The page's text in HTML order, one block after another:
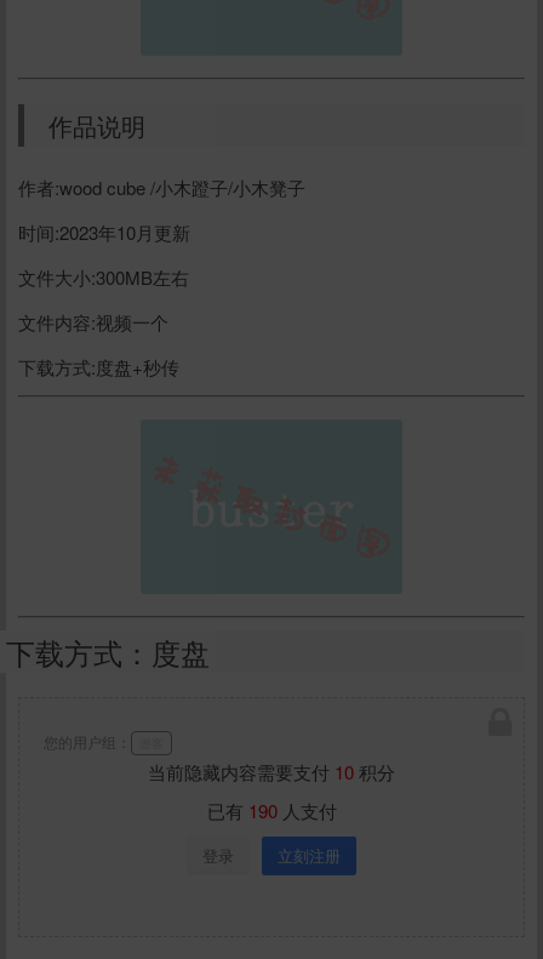
给Ayano(随缘更新)打赏
作品说明
作者:wood cube /小木蹬子/小木凳子
时间:2023年10月更新
文件大小:300MB左右
文件内容:视频一个
下载方式:度盘+秒传
下载方式：度盘
当前隐藏内容需要支付 10积分
已有 190人支付
登录 立刻注册
您的用户组：